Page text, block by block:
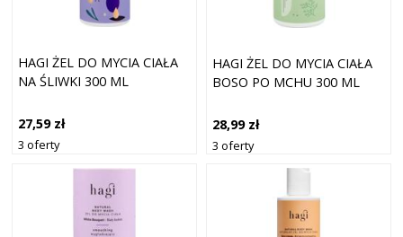
HAGI ŻEL DO MYCIA CIAŁA
NA ŚLIWKI 300 ML
27,59 zł
3 oferty
HAGI ŻEL DO MYCIA CIAŁA
BOSO PO MCHU 300 ML
28,99 zł
3 oferty